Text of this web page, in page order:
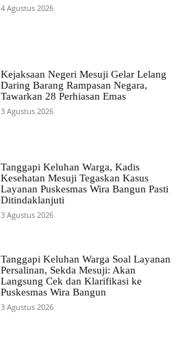
4 Agustus 2026
Kejaksaan Negeri Mesuji Gelar Lelang
Daring Barang Rampasan Negara,
Tawarkan 28 Perhiasan Emas
3 Agustus 2026
Tanggapi Keluhan Warga, Kadis
Kesehatan Mesuji Tegaskan Kasus
Layanan Puskesmas Wira Bangun Pasti
Ditindaklanjuti
3 Agustus 2026
Tanggapi Keluhan Warga Soal Layanan
Persalinan, Sekda Mesuji: Akan
Langsung Cek dan Klarifikasi ke
Puskesmas Wira Bangun
3 Agustus 2026